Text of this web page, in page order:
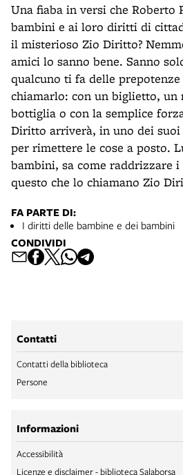
Una fiaba in versi che Roberto
bambini e ai loro diritti di
il misterioso Zio Diritto?
amici lo sanno bene. Sanno
qualcuno ti fa delle
chiamarlo: con un biglietto, un
bottiglia o con la semplice
Diritto arriverà, in uno dei
per rimettere le cose a posto.
bambini, sa come raddrizzare
questo che lo chiamano Zio
FA PARTE DI:
I diritti delle bambine e dei bambini
CONDIVIDI
Contatti
Contatti della biblioteca
Persone
Informazioni
Accessibilità
Licenze e disclaimer - biblioteca Salaborsa